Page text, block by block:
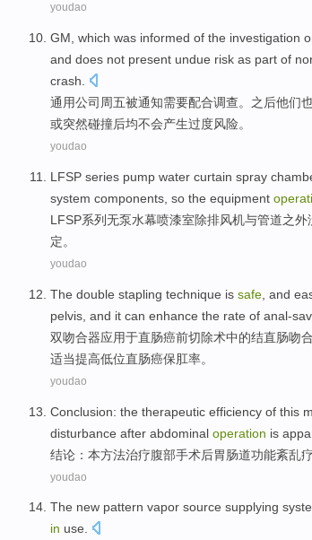
youdao
GM , which was informed of the investigation
and does not present undue risk as part of
crash.
通用公司 周五被通知需要配合调查。之后他们
或突然碰撞后均不会产生过度风险。
youdao
LFSP series pump water curtain spray
system components so the equipment
LFSP系列无泵水幕喷漆室除排风机与管道之外
定。
youdao
The double stapling technique is safe and
pelvis, and it can enhance the rate of anal-
双吻合器应用于直肠癌前切除术中的结直肠吻
适当提高低位直肠癌保肛率。
youdao
Conclusion: the therapeutic efficiency of this
disturbance after abdominal operation is
结论 ： 本方法治疗腹部手术后胃肠道功能紊乱
youdao
The new pattern vapor source supplying
in use.